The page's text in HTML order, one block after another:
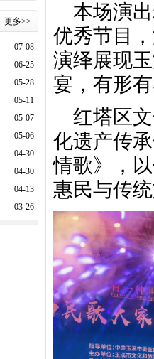
更多>>
07-08
06-25
05-28
05-11
05-07
05-06
04-30
04-30
04-13
03-26
本场演出
优秀节目
演绎展现
宴，有形
红塔区文
化遗产传
情歌》，
惠民与传